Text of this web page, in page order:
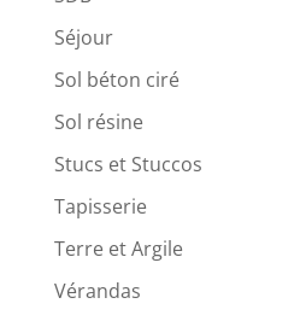
Séjour
Sol béton ciré
Sol résine
Stucs et Stuccos
Tapisserie
Terre et Argile
Vérandas